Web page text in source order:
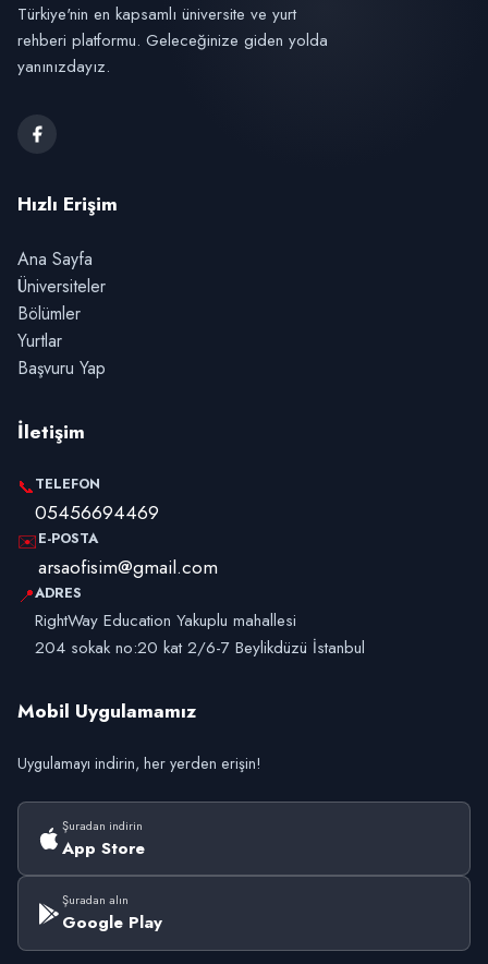
Türkiye'nin en kapsamlı üniversite ve yurt
rehberi platformu. Geleceğinize giden yolda
yanınızdayız.
Hızlı Erişim
Ana Sayfa
Üniversiteler
Bölümler
Yurtlar
Başvuru Yap
İletişim
📞TELEFON
05456694469
✉️E-POSTA
arsaofisim@gmail.com
📍ADRES
RightWay Education Yakuplu mahallesi
204 sokak no:20 kat 2/6-7 Beylikdüzü İstanbul
Mobil Uygulamamız
Uygulamayı indirin, her yerden erişin!
Şuradan indirin
App Store
Şuradan alın
Google Play